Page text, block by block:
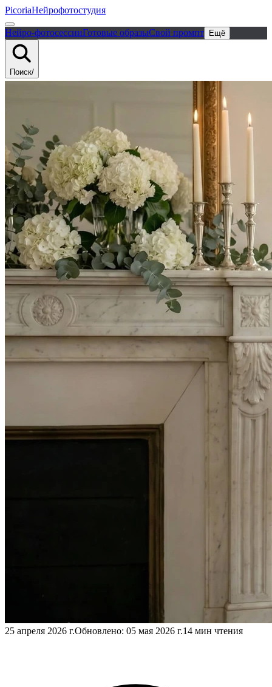
PicoriaНейрофотостудия
Нейро-фотосессииГотовые образыСвой промпт Ещё
Поиск/
25 апреля 2026 г.Обновлено: 05 мая 2026 г.14 мин чтения